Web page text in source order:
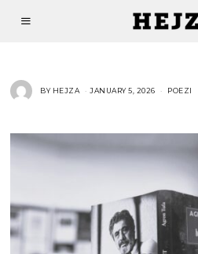
BY HEJZA JANUARY 5, 2026 POEZI